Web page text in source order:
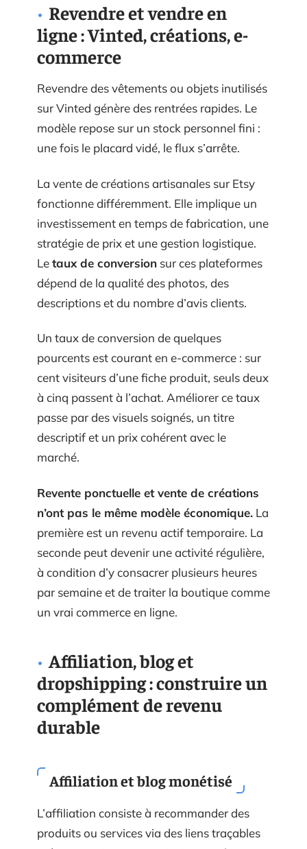
Revendre et vendre en
ligne : Vinted, créations, e-
commerce
Revendre des vêtements ou objets inutilisés
sur Vinted génère des rentrées rapides. Le
modèle repose sur un stock personnel fini :
une fois le placard vidé, le flux s’arrête.
La vente de créations artisanales sur Etsy
fonctionne différemment. Elle implique un
investissement en temps de fabrication, une
stratégie de prix et une gestion logistique.
Letaux de conversion sur ces plateformes
dépend de la qualité des photos, des
descriptions et du nombre d’avis clients.
Un taux de conversion de quelques
pourcents est courant en e-commerce : sur
cent visiteurs d’une fiche produit, seuls deux
à cinq passent à l’achat. Améliorer ce taux
passe par des visuels soignés, un titre
descriptif et un prix cohérent avec le
marché.
Revente ponctuelle et vente de créations
n’ont pas le même modèle économique. La
première est un revenu actif temporaire. La
seconde peut devenir une activité régulière,
à condition d’y consacrer plusieurs heures
par semaine et de traiter la boutique comme
un vrai commerce en ligne.
Affiliation, blog et
dropshipping : construire un
complément de revenu
durable
Affiliation et blog monétisé
L’affiliation consiste à recommander des
produits ou services via des liens traçables